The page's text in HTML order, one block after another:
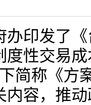
办印发了
度性交易
下简称《
内容，推